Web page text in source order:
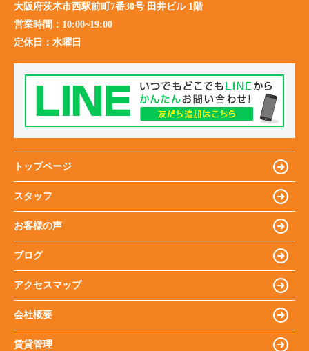
大阪府茨木市西駅前町7番30号 田井ビル 1階
営業時間： 10:00~19:00
定休日： 水曜日
トップページ
スタッフ
お客様の声
ブログ
アクセスマップ
会社概要
賃貸管理